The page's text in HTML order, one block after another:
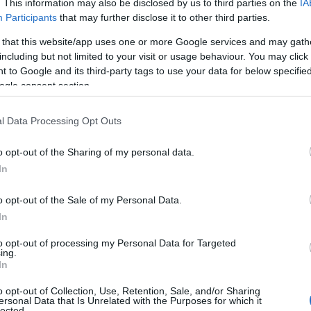
This information may also be disclosed by us to third parties on the
Participants that may further disclose it to other third parties.
that this website/app uses one or more Google services and may
but not limited to your visit or usage behaviour. You may
to Google and its third-party tags to use your data for below
consent section.
Data Processing Opt Outs
opt-out of the Sharing of my personal data.
opt-out of the Sale of my Personal Data.
opt-out of processing my Personal Data for Targeted
opt-out of Collection, Use, Retention, Sale, and/or Sharing
Data that Is Unrelated with the Purposes for which it
απελπισμένοι άνθρωποι λόγω των
χαρακτηριστικά τονίζοντας πως
καθώς το ζήτημα δεν είναι
προχωρήσει προς αυτήν την κατεύθυνση. Να
και ασφαλείς οδούς, να απαιτήσει
πως αυτό δεν είναι εύκολο
την αδιαφορούσα, όπως την